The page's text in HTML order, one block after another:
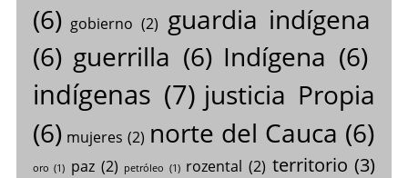
(6) gobierno (2) guardia indígena
(6) guerrilla (6) Indígena (6)
indígenas (7) justicia Propia
(6) mujeres (2) norte del Cauca (6)
oro (1) paz (2) petróleo (1) rozental (2) territorio (3)